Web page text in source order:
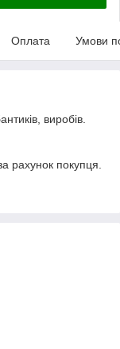
Оплата Умови
виробів.
покупця.